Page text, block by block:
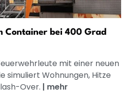
Container bei 400 Grad
mit einer neuen
simuliert Wohnungen, Hitze
Over. | mehr